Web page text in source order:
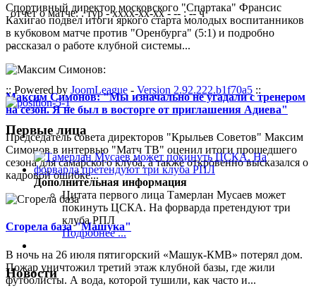
Спортивный директор московского "Спартака" Франсис
Кахигао подвел итоги яркого старта молодых воспитанников
в кубковом матче против "Оренбурга" (5:1) и подробно
рассказал о работе клубной системы...
Максим Симонов: "Мы изначально не угадали с тренером
на сезон. Я не был в восторге от приглашения Адиева"
Председатель совета директоров "Крыльев Советов" Максим
Симонов в интервью "Матч ТВ" оценил итоги прошедшего
сезона для самарского клуба, а также откровенно высказался о
кадровой ошибке...
Сгорела база "Машука"
В ночь на 26 июля пятигорский «Машук-КМВ» потерял дом.
Пожар уничтожил третий этаж клубной базы, где жили
футболисты. А вода, которой тушили, как часто и...
отчет о матче: . тур - xxxx-xx-xx - -- : -- ч
-
:: Powered by JoomLeague - Version 2.92.222.b1f70a5 ::
Первые лица
Дополнительная информация
Цитата первого лица Тамерлан Мусаев может
покинуть ЦСКА. На форварда претендуют три
клуба РПЛ
Подробнее ...
Новости